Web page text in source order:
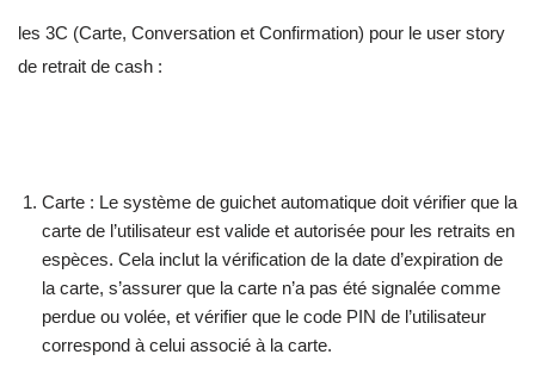
les 3C (Carte, Conversation et Confirmation) pour le user story
de retrait de cash :
Carte : Le système de guichet automatique doit vérifier que la
carte de l’utilisateur est valide et autorisée pour les retraits en
espèces. Cela inclut la vérification de la date d’expiration de
la carte, s’assurer que la carte n’a pas été signalée comme
perdue ou volée, et vérifier que le code PIN de l’utilisateur
correspond à celui associé à la carte.